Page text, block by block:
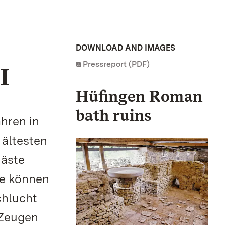
in
können
DOWNLOAD AND IMAGES
Pressreport (PDF)
Hüfingen Roman
bath ruins